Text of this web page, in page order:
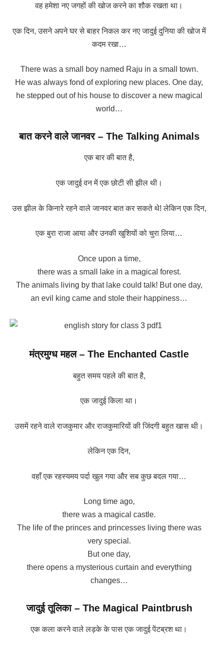
वह हमेशा नए जगहों की खोज करने का शौक रखता था।
एक दिन, उसने अपने घर से बाहर निकल कर नए जादुई दुनिया की खोज में
कदम रखा…
There was a small boy named Raju in a small town.
He was always fond of exploring new places. One day,
he stepped out of his house to discover a new magical
world…
बात करने वाले जानवर – The Talking Animals
एक बार की बात है,
एक जादुई वन में एक छोटी सी झील थी।
उस झील के किनारे रहने वाले जानवर बात कर सकते थे! लेकिन एक दिन,
एक बुरा राजा आया और उनकी खुशियों को चुरा लिया…
Once upon a time,
there was a small lake in a magical forest.
The animals living by that lake could talk! But one day,
an evil king came and stole their happiness…
मंत्रमुग्ध महल – The Enchanted Castle
बहुत समय पहले की बात है,
एक जादुई किला था।
उसमें रहने वाले राजकुमार और राजकुमारियों की जिंदगी बहुत खास थी।
लेकिन एक दिन,
वहाँ एक रहस्यमय पर्दा खुल गया और सब कुछ बदल गया…
Long time ago,
there was a magical castle.
The life of the princes and princesses living there was
very special.
But one day,
there opens a mysterious curtain and everything
changes…
जादुई तूलिका – The Magical Paintbrush
एक कला करने वाले लड़के के पास एक जादुई पेंटब्रश था।